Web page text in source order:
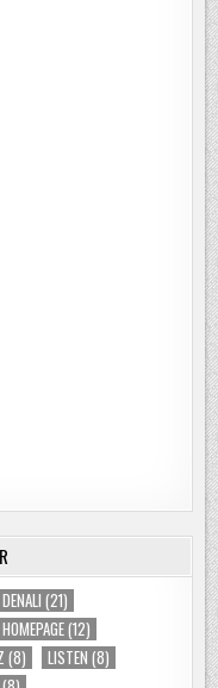
DENALI (21)
HOMEPAGE(12)
(8) LISTEN (8)